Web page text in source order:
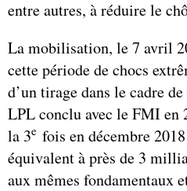
entre autres, à réduire le
La mobilisation, le 7 avril
cette période de chocs
d’un tirage dans le cadre
LPL conclu avec le FMI en
la 3e fois en décembre
équivalent à près de 3
aux mêmes fondamentaux